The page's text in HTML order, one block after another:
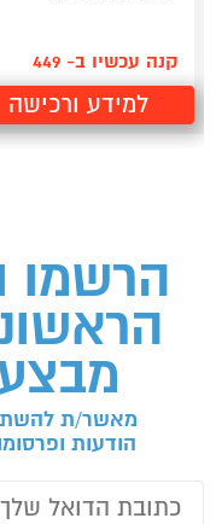
קנה עכשיו ב- 449
למידע ורכישה
הרשמו
מאשר/ת
הודעות